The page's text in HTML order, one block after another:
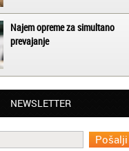
Najem opreme za simultano
prevajanje
NEWSLETTER
vse zaposlene v Akademiji
so resnično profesionalni in
storitve opravljajo hitro in